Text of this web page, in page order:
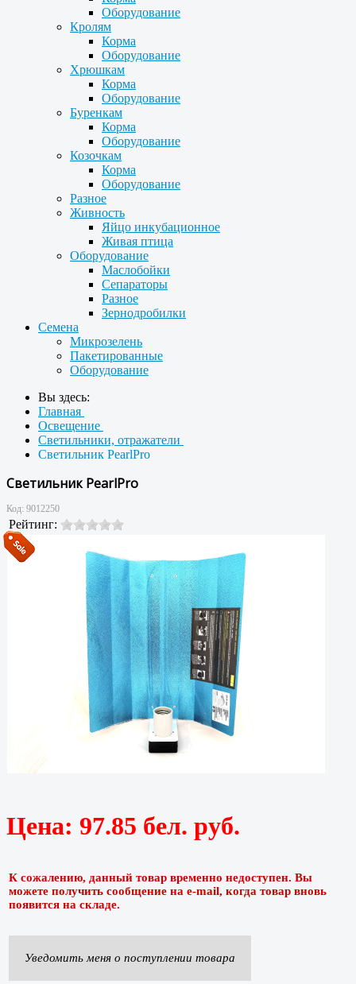
Оборудование
Кролям
Корма
Оборудование
Хрюшкам
Корма
Оборудование
Буренкам
Корма
Оборудование
Козочкам
Корма
Оборудование
Разное
Живность
Яйцо инкубационное
Живая птица
Оборудование
Маслобойки
Сепараторы
Разное
Зернодробилки
Семена
Микрозелень
Пакетированные
Оборудование
Вы здесь:
Главная
Освещение
Светильники, отражатели
Светильник PearlPro
Светильник PearlPro
Код: 9012250
Рейтинг:
Цена: 97.85 бел. руб.
К сожалению, данный товар временно недоступен. Вы
можете получить сообщение на e-mail, когда товар вновь
появится на складе.
Уведомить меня о поступлении товара